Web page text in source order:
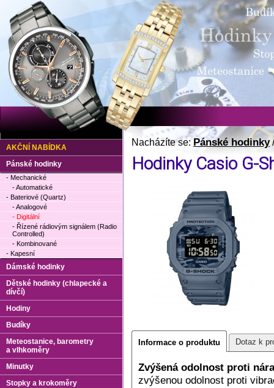
Nacházíte se:Pánské hodinky
Hodinky Casio G-
Informace o produktu Dotaz k
Zvýšená odolnost proti
zvýšenou odolnost proti
AKČNÍ NABÍDKA
Pánské hodinky
- Mechanické
- Automatické
- Bateriové (Quartz)
- Analogové
- Digitální
- Řízené rádiovým signálem (Radio
Controlled)
- Kombinované
- Kapesní
Dámské hodinky
Dětské hodinky (chlapecké a
dívčí)
Hodiny
Budíky
Meteostanice, barometry
a vlhkoměry
Minutky
Stopky a krokoměry